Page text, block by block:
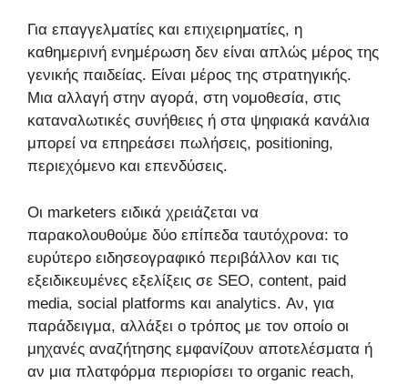
Για επαγγελματίες και επιχειρηματίες, η
καθημερινή ενημέρωση δεν είναι απλώς μέρος της
γενικής παιδείας. Είναι μέρος της στρατηγικής.
Μια αλλαγή στην αγορά, στη νομοθεσία, στις
καταναλωτικές συνήθειες ή στα ψηφιακά κανάλια
μπορεί να επηρεάσει πωλήσεις, positioning,
περιεχόμενο και επενδύσεις.
Οι marketers ειδικά χρειάζεται να
παρακολουθούμε δύο επίπεδα ταυτόχρονα: το
ευρύτερο ειδησεογραφικό περιβάλλον και τις
εξειδικευμένες εξελίξεις σε SEO, content, paid
media, social platforms και analytics. Αν, για
παράδειγμα, αλλάξει ο τρόπος με τον οποίο οι
μηχανές αναζήτησης εμφανίζουν αποτελέσματα ή
αν μια πλατφόρμα περιορίσει το organic reach,